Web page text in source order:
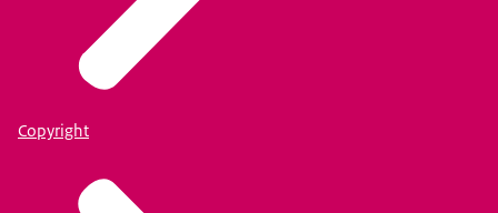
Copyright